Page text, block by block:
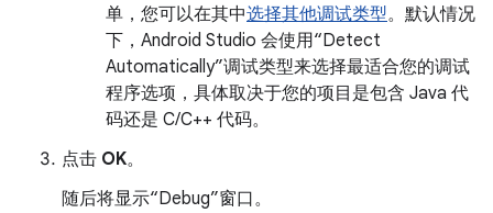
单，您可以在其中选择其他调试类型。默认情况
下，Android Studio 会使用“Detect
Automatically”调试类型来选择最适合您的调试
程序选项，具体取决于您的项目是包含 Java 代
码还是 C/C++ 代码。
点击 OK。
随后将显示“Debug”窗口。